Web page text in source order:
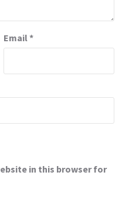
Email *
in this browser for